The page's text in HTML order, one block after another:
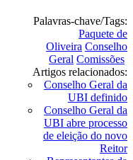
Palavras-chave/Tags:
Paquete de
Oliveira Conselho
Geral Comissões
Artigos relacionados:
Conselho Geral da
UBI definido
Conselho Geral da
UBI abre processo
de eleição do novo
Reitor